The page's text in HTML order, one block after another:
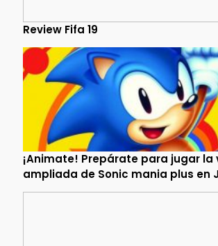
Review Fifa 19
¡Animate! Prepárate para jugar la
ampliada de Sonic mania plus en